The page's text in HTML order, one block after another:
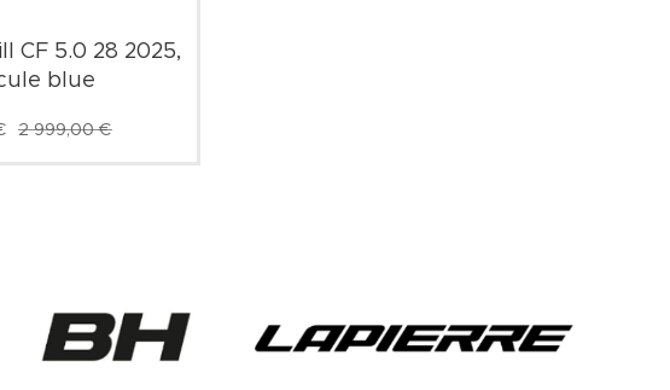
CF 5.0 28 2025,
blue
2 999,00€